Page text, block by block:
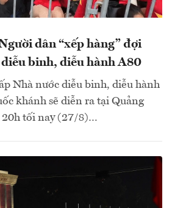
dân “xếp hàng” đợi
diễu binh, diễu hành A80
Nhà nước diễu binh, diễu hành
khánh sẽ diễn ra tại Quảng
tối nay (27/8)…